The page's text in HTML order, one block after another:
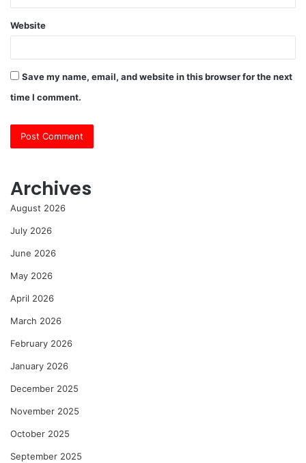
Website
Save my name, email, and website in this browser for the next
time I comment.
Archives
August 2026
July 2026
June 2026
May 2026
April 2026
March 2026
February 2026
January 2026
December 2025
November 2025
October 2025
September 2025